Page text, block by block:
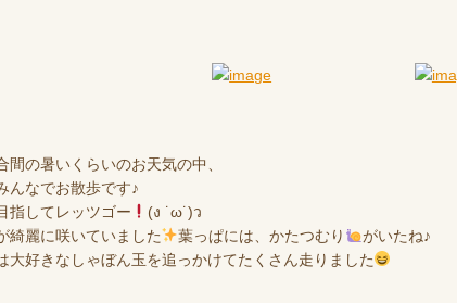
間の暑いくらいのお天気の中、
んなでお散歩です♪
指してレッツゴー
(ง ˙ω˙)ว
綺麗に咲いていました
葉っぱには、かたつむり
がいたね♪
大好きなしゃぼん玉を追っかけてたくさん走りました